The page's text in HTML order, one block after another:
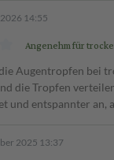
14:55
Angenehm für
Augentropfen bei
die Tropfen
und entspannter an,
2025 13:37